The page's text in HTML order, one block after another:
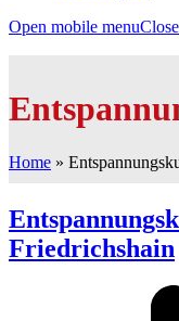
Open mobile menu
Home »
Friedrichshain